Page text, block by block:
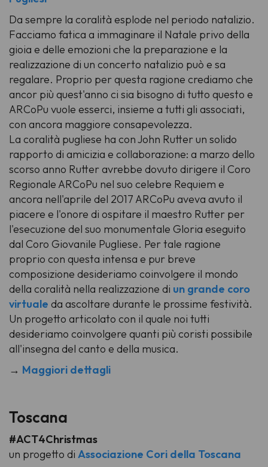
Da sempre la coralità esplode nel periodo natalizio.
Facciamo fatica a immaginare il Natale privo della
gioia e delle emozioni che la preparazione e la
realizzazione di un concerto natalizio può e sa
regalare. Proprio per questa ragione crediamo che
ancor più quest'anno ci sia bisogno di tutto questo e
ARCoPu vuole esserci, insieme a tutti gli associati,
con ancora maggiore consapevolezza.
La coralità pugliese ha con John Rutter un solido
rapporto di amicizia e collaborazione: a marzo dello
scorso anno Rutter avrebbe dovuto dirigere il Coro
Regionale ARCoPu nel suo celebre Requiem e
ancora nell'aprile del 2017 ARCoPu aveva avuto il
piacere e l'onore di ospitare il maestro Rutter per
l'esecuzione del suo monumentale Gloria eseguito
dal Coro Giovanile Pugliese. Per tale ragione
proprio con questa intensa e pur breve
composizione desideriamo coinvolgere il mondo
della coralità nella realizzazione di un grande coro
virtuale da ascoltare durante le prossime festività.
Un progetto articolato con il quale noi tutti
desideriamo coinvolgere quanti più coristi possibile
all'insegna del canto e della musica.
→ Maggiori dettagli
Toscana
#ACT4Christmas
un progetto di Associazione Cori della Toscana